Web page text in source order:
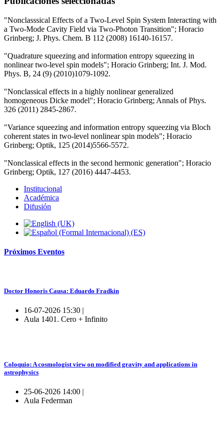
"Nonclasssical Effects of a Two-Level Spin System Interacting with
a Two-Mode Cavity Field via Two-Photon Transition"; Horacio
Grinberg; J. Phys. Chem. B 112 (2008) 16140-16157.
"Quadrature squeezing and information entropy squeezing in
nonlinear two-level spin models"; Horacio Grinberg; Int. J. Mod.
Phys. B, 24 (9) (2010)1079-1092.
"Nonclassical effects in a highly nonlinear generalized
homogeneous Dicke model"; Horacio Grinberg; Annals of Phys.
326 (2011) 2845-2867.
"Variance squeezing and information entropy squeezing via Bloch
coherent states in two-level nonlinear spin models"; Horacio
Grinberg; Optik, 125 (2014)5566-5572.
"Nonclassical effects in the second hermonic generation"; Horacio
Grinberg; Optik, 127 (2016) 4447-4453.
Institucional
Académica
Difusión
Próximos Eventos
Doctor Honoris Causa: Eduardo Fradkin
16-07-2026 15:30 |
Aula 1401. Cero + Infinito
Coloquio: A cosmologist view on modified gravity and applications in
astrophysics
25-06-2026 14:00 |
Aula Federman